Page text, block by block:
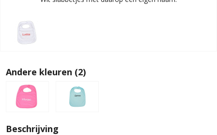
Andere kleuren (2)
Beschrijving